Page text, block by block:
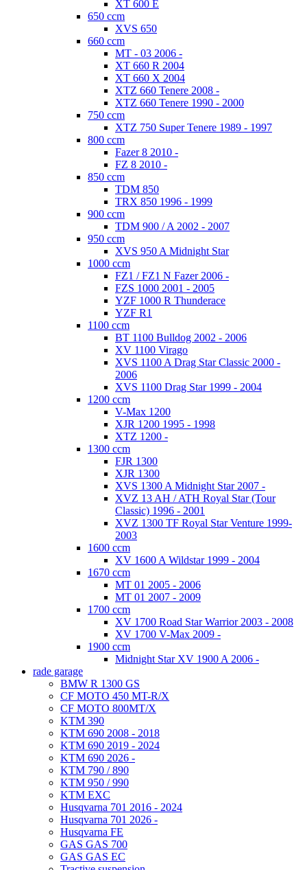
XT 600 E
650 ccm
XVS 650
660 ccm
MT - 03 2006 -
XT 660 R 2004
XT 660 X 2004
XTZ 660 Tenere 2008 -
XTZ 660 Tenere 1990 - 2000
750 ccm
XTZ 750 Super Tenere 1989 - 1997
800 ccm
Fazer 8 2010 -
FZ 8 2010 -
850 ccm
TDM 850
TRX 850 1996 - 1999
900 ccm
TDM 900 / A 2002 - 2007
950 ccm
XVS 950 A Midnight Star
1000 ccm
FZ1 / FZ1 N Fazer 2006 -
FZS 1000 2001 - 2005
YZF 1000 R Thunderace
YZF R1
1100 ccm
BT 1100 Bulldog 2002 - 2006
XV 1100 Virago
XVS 1100 A Drag Star Classic 2000 -
2006
XVS 1100 Drag Star 1999 - 2004
1200 ccm
V-Max 1200
XJR 1200 1995 - 1998
XTZ 1200 -
1300 ccm
FJR 1300
XJR 1300
XVS 1300 A Midnight Star 2007 -
XVZ 13 AH / ATH Royal Star (Tour
Classic) 1996 - 2001
XVZ 1300 TF Royal Star Venture 1999-
2003
1600 ccm
XV 1600 A Wildstar 1999 - 2004
1670 ccm
MT 01 2005 - 2006
MT 01 2007 - 2009
1700 ccm
XV 1700 Road Star Warrior 2003 - 2008
XV 1700 V-Max 2009 -
1900 ccm
Midnight Star XV 1900 A 2006 -
rade garage
BMW R 1300 GS
CF MOTO 450 MT-R/X
CF MOTO 800MT/X
KTM 390
KTM 690 2008 - 2018
KTM 690 2019 - 2024
KTM 690 2026 -
KTM 790 / 890
KTM 950 / 990
KTM EXC
Husqvarna 701 2016 - 2024
Husqvarna 701 2026 -
Husqvarna FE
GAS GAS 700
GAS GAS EC